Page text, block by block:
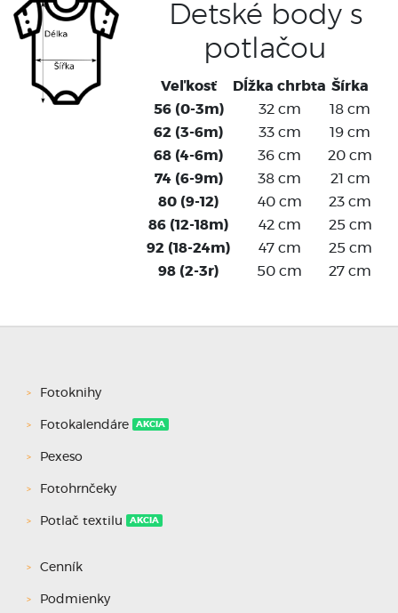
Detské body s
potlačou
Veľkosť Dĺžka chrbta Šírka
56 (0-3m)
32 cm
18 cm
62 (3-6m)
33 cm
19 cm
68 (4-6m)
36 cm
20 cm
74 (6-9m)
38 cm
21 cm
80 (9-12)
40 cm
23 cm
86 (12-18m)
42 cm
25 cm
92 (18-24m)
47 cm
25 cm
98 (2-3r)
50 cm 27 cm
Fotoknihy
Fotokalendáre AKCIA
Pexeso
Fotohrnčeky
Potlač textilu AKCIA
Cenník
Podmienky